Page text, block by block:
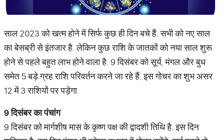
साल 2023 को खत्म होने में सिर्फ कुछ ही दिन बचे हैं. सभी को नए साल
का बेसब्री से इंतजार है. लेकिन कुछ राशि के जातकों को नया साल शुरू
होने से पहले बहुत लाभ होने वाला है. 9 दिसंबर को सूर्य, मंगल और बुध
समेत 5 बड़े ग्रह राशि परिवर्तन करने जा रहे हैं. इस गोचर का शुभ असर
12 में 3 राशियों पर पड़ेगा.
9दिसंबरकापंचांग
9 दिसंबर को मार्गशीष मास के कृष्ण पक्ष की द्वादशी तिथि है. इस दिन